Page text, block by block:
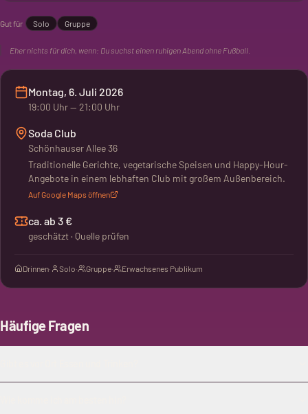
Gut für Solo Gruppe
Eher nichts für dich, wenn: Du suchst einen ruhigen Abend ohne Fußball.
Montag, 6. Juli 2026
19:00 Uhr— 21:00 Uhr
Soda Club
Schönhauser Allee 36
Traditionelle Gerichte, vegetarische Speisen und Happy-Hour-
Angebote in einem lebhaften Club mit großem Außenbereich.
Auf Google Maps öffnen
ca. ab 3 €
geschätzt · Quelle prüfen
Drinnen· Solo· Gruppe· Erwachsenes Publikum
Häufige Fragen